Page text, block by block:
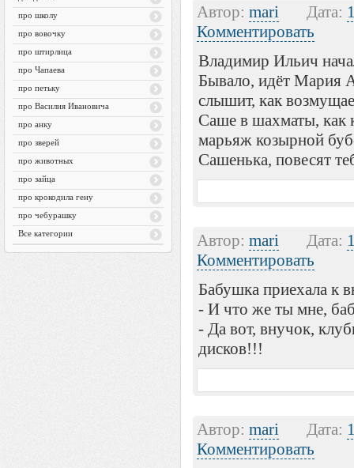
про школу
про вовочку
про штирлица
про Чапаева
про петьку
про Василия Ивановича
про анку
про зверей
про животных
про зайца
про крокодила гену
про чебурашку
Все категории
Автор: mari Дата:
Комментировать
Владимир Ильич
Бывало, идёт Мария
слышит, как
Саше в шахматы, как
марьяж козырной
Сашенька, повесят
Автор: mari Дата:
Комментировать
Бабушка приехала к
- И что же ты мне,
- Да вот, внучок,
дисков!!!
Автор: mari Дата:
Комментировать